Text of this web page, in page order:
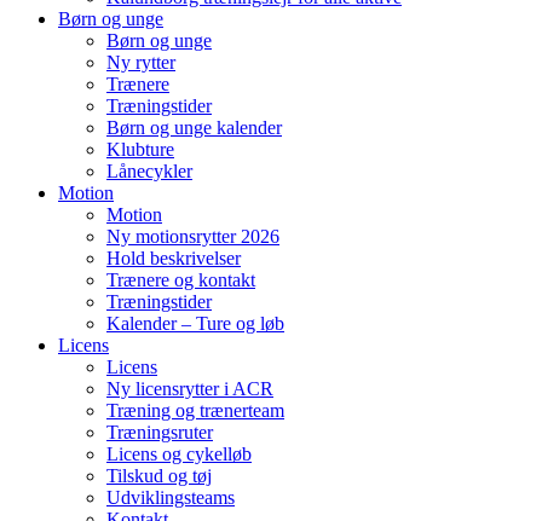
Børn og unge
Børn og unge
Ny rytter
Trænere
Træningstider
Børn og unge kalender
Klubture
Lånecykler
Motion
Motion
Ny motionsrytter 2026
Hold beskrivelser
Trænere og kontakt
Træningstider
Kalender – Ture og løb
Licens
Licens
Ny licensrytter i ACR
Træning og trænerteam
Træningsruter
Licens og cykelløb
Tilskud og tøj
Udviklingsteams